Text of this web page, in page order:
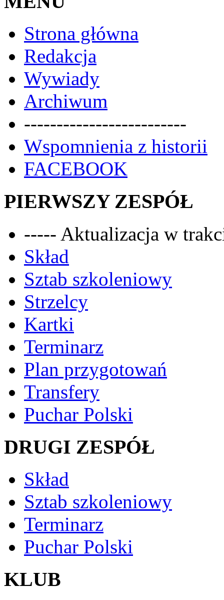
Strona główna
Redakcja
Wywiady
Archiwum
-------------------------
Wspomnienia z historii
FACEBOOK
PIERWSZY ZESPÓŁ
----- Aktualizacja w
Skład
Sztab szkoleniowy
Strzelcy
Kartki
Terminarz
Plan przygotowań
Transfery
Puchar Polski
DRUGI ZESPÓŁ
Skład
Sztab szkoleniowy
Terminarz
Puchar Polski
KLUB